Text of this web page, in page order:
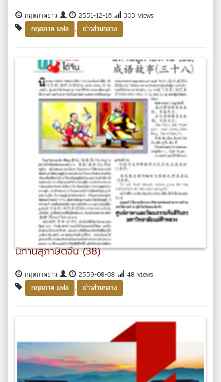
กฤตภาคข่าว 2551-12-16
303 views
กฤตภาค มฟล
, ข่าวส่วนกลาง
นิทานสุภาษิตจีน (38)
กฤตภาคข่าว 2559-08-08
48 views
กฤตภาค มฟล
, ข่าวส่วนกลาง